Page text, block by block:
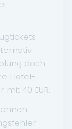
doch
Hotel-
40 EUR.